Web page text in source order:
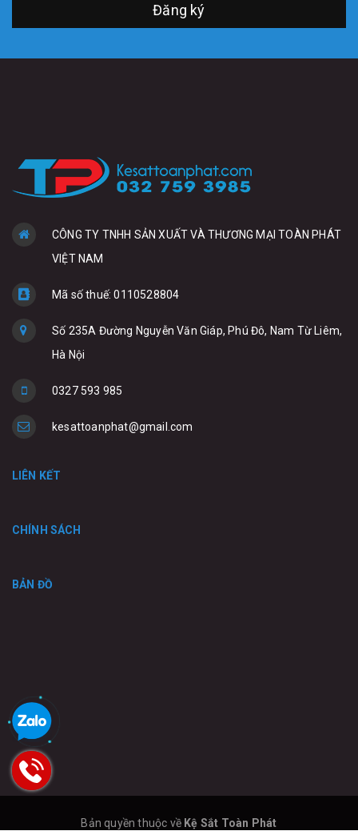
Đăng ký
CÔNG TY TNHH SẢN XUẤT VÀ THƯƠNG MẠI TOÀN PHÁT
VIỆT NAM
Mã số thuế: 0110528804
Số 235A Đường Nguyễn Văn Giáp, Phú Đô, Nam Từ Liêm,
Hà Nội
0327 593 985
kesattoanphat@gmail.com
LIÊN KẾT
CHÍNH SÁCH
BẢN ĐỒ
Bản quyền thuộc về Kệ Sắt Toàn Phát